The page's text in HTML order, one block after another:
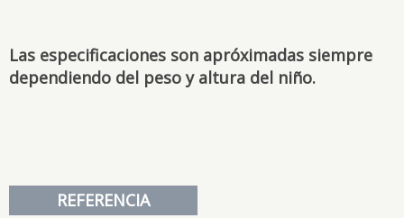
Las especificaciones son apróximadas siempre
dependiendo del peso y altura del niño.
REFERENCIA